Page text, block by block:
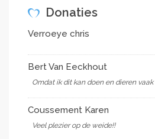
Donaties
Verroeye chris
Bert Van Eeckhout
Omdat ik dit kan doen en dieren
Coussement Karen
Veel plezier op de weide!!